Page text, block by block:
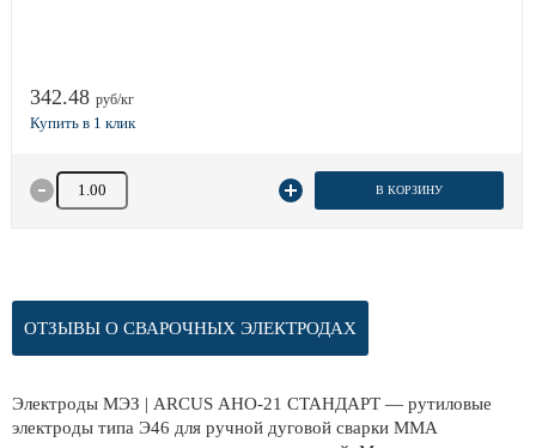
342.48 руб/кг
Количество товара В КОРЗИНУ
ОТЗЫВЫ О СВАРОЧНЫХ ЭЛЕКТРОДАХ
Электроды МЭЗ | ARCUS АНО-21 СТАНДАРТ — рутиловые
электроды типа Э46 для ручной дуговой сварки MMA